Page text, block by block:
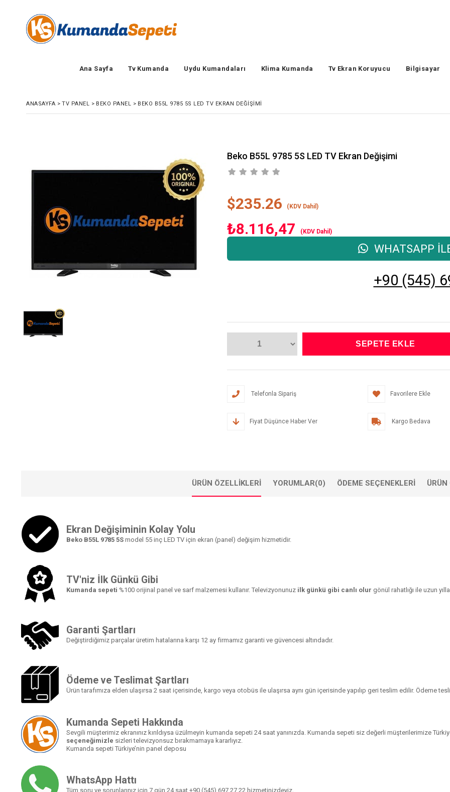
Ana Sayfa Tv Kumanda Uydu Kumandaları Klima Kumanda Tv Ekran Koruyucu Bilgisayar
ANASAYFA > TV PANEL > BEKO PANEL > BEKO B55L 9785 5S LED TV EKRAN DEĞIŞIMI
Beko B55L 9785 5S LED TV Ekran Değişimi
$235.26 (KDV Dahil)
₺8.116,47 (KDV Dahil)
WHATSAPP
+90 (545)
Telefonla Sipariş Favorilere Ekle
Fiyat Düşünce Haber Ver Kargo Bedava
ÜRÜN ÖZELLIKLERI YORUMLAR(0) ÖDEME SEÇENEKLERI ÜRÜN
Ekran Değişiminin Kolay Yolu
Beko B55L 9785 5S model 55 inç LED TV için ekran (panel) değişim hizmetidir.
TV'niz İlk Günkü Gibi
Kumanda sepeti %100 orijinal panel ve sarf malzemesi kullanır. Televizyonunuz ilk günkü gibi canlı olur gönül rahatlığı ile uzun
Garanti Şartları
Değiştirdiğimiz parçalar üretim hatalarına karşı 12 ay firmamız garanti ve güvencesi altındadır.
Ödeme ve Teslimat Şartları
Ürün tarafımıza elden ulaşırsa 2 saat içerisinde, kargo veya otobüs ile ulaşırsa aynı gün içerisinde yapılıp geri teslim edilir. Ödeme
Kumanda Sepeti Hakkında
Sevgili müşterimiz ekranınız kırıldıysa üzülmeyin kumanda sepeti 24 saat yanınızda. Kumanda sepeti siz değerli müşterilerimize
seçeneğimizle sizleri televizyonsuz bırakmamaya kararlıyız.
Kumanda sepeti Türkiye’nin panel deposu
WhatsApp Hattı
Tüm soru ve sorunlarınız için 7 gün 24 saat +90 (545) 697 27 22 hizmetinizdeyiz.